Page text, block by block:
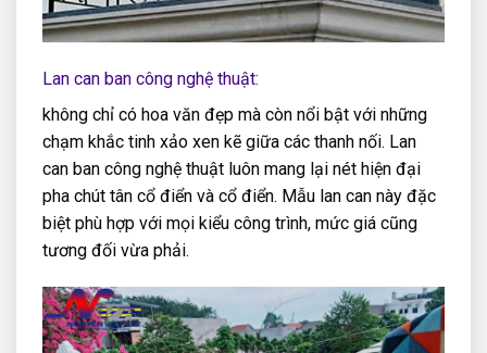
Lan can ban công nghệ thuật:
không chỉ có hoa văn đẹp mà còn nổi bật với những
chạm khắc tinh xảo xen kẽ giữa các thanh nối. Lan
can ban công nghệ thuật luôn mang lại nét hiện đại
pha chút tân cổ điển và cổ điển. Mẫu lan can này đặc
biệt phù hợp với mọi kiểu công trình, mức giá cũng
tương đối vừa phải.